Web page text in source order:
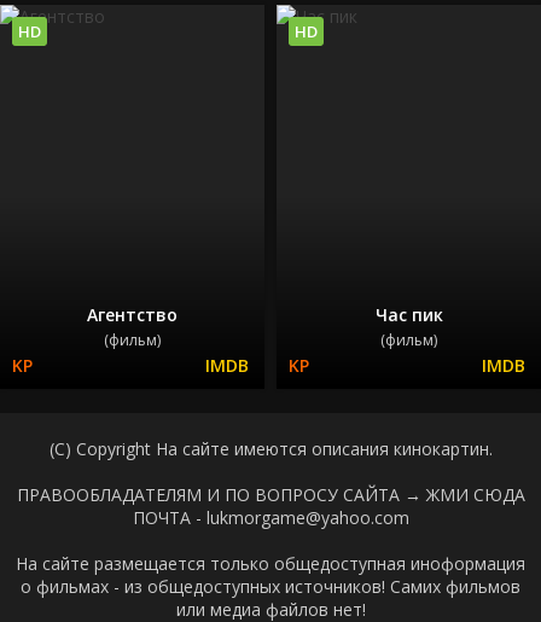
Агентство
(фильм)
HD
Час пик
(фильм)
HD
(C) Copyright На сайте имеются описания кинокартин.
ПРАВООБЛАДАТЕЛЯМ И ПО ВОПРОСУ САЙТА → ЖМИ СЮДА
ПОЧТА - lukmorgame@yahoo.com
На сайте размещается только общедоступная иноформация
о фильмах - из общедоступных источников! Самих фильмов
или медиа файлов нет!